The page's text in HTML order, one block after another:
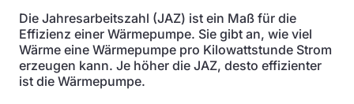
Die Jahresarbeitszahl (JAZ) ist ein Maß für die
Effizienz einer Wärmepumpe. Sie gibt an, wie viel
Wärme eine Wärmepumpe pro Kilowattstunde Strom
erzeugen kann. Je höher die JAZ, desto effizienter
ist die Wärmepumpe.